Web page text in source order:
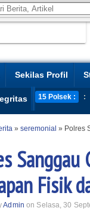
Sekilas Profil
15 Polsek : :
» seremonial » Polres
Fisik
Admin on Selasa, 30